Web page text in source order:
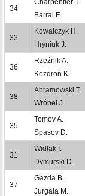
34
Charpentier T.
Barral F.
33
Kowalczyk H.
Hryniuk J.
36
Rzeźnik A.
Kozdroń K.
38
Abramowski T.
Wróbel J.
35
Tomov A.
Spasov D.
31
Widłak I.
Dymurski D.
37
Gazda B.
Jurgała M.